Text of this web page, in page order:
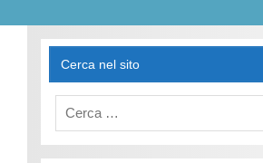
Cerca nel sito